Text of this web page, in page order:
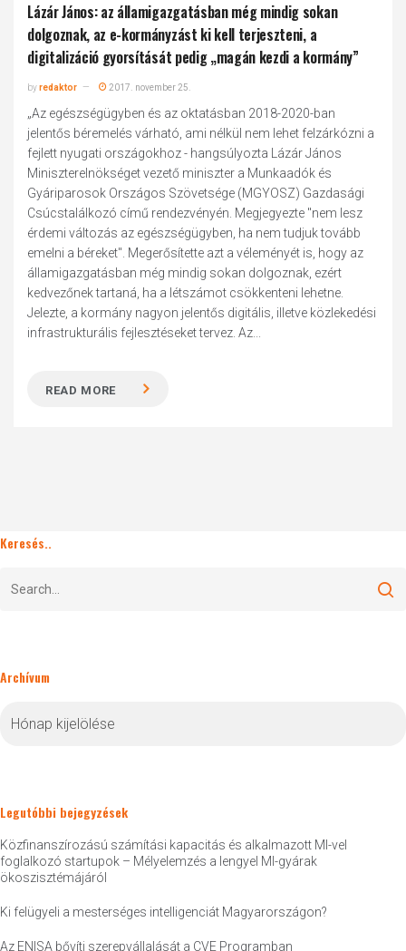
Lázár János: az államigazgatásban még mindig sokan
dolgoznak, az e-kormányzást ki kell terjeszteni, a
digitalizáció gyorsítását pedig „magán kezdi a kormány”
byredaktor 2017. november 25.
„Az egészségügyben és az oktatásban 2018-2020-ban
jelentős béremelés várható, ami nélkül nem lehet felzárkózni a
fejlett nyugati országokhoz - hangsúlyozta Lázár János
Miniszterelnökséget vezető miniszter a Munkaadók és
Gyáriparosok Országos Szövetsége (MGYOSZ) Gazdasági
Csúcstalálkozó című rendezvényén. Megjegyezte "nem lesz
érdemi változás az egészségügyben, ha nem tudjuk tovább
emelni a béreket". Megerősítette azt a véleményét is, hogy az
államigazgatásban még mindig sokan dolgoznak, ezért
kedvezőnek tartaná, ha a létszámot csökkenteni lehetne.
Jelezte, a kormány nagyon jelentős digitális, illetve közlekedési
infrastrukturális fejlesztéseket tervez. Az...
READ MORE
Keresés..
Archívum
Legutóbbi bejegyzések
Közfinanszírozású számítási kapacitás és alkalmazott MI-vel
foglalkozó startupok – Mélyelemzés a lengyel MI-gyárak
ökoszisztémájáról
Ki felügyeli a mesterséges intelligenciát Magyarországon?
Az ENISA bővíti szerepvállalását a CVE Programban